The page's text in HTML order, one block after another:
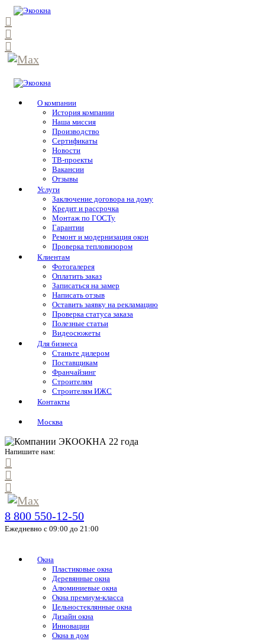
О компании
История компании
Наша миссия
Производство
Сертификаты
Новости
ТВ-проекты
Вакансии
Отзывы
Услуги
Заключение договора на дому
Кредит и рассрочка
Монтаж по ГОСТу
Гарантии
Ремонт и модернизация окон
Проверка тепловизором
Клиентам
Фотогалерея
Оплатить заказ
Записаться на замер
Написать отзыв
Оставить заявку на рекламацию
Проверка статуса заказа
Полезные статьи
Видеосюжеты
Для бизнеса
Станьте дилером
Поставщикам
Франчайзинг
Строителям
Строителям ИЖС
Контакты
Москва
Напишите нам:
8 800 550-12-50
Ежедневно с 09:00 до 21:00
Окна
Пластиковые окна
Деревянные окна
Алюминиевые окна
Окна премиум-класса
Цельностеклянные окна
Дизайн окна
Инновации
Окна в дом